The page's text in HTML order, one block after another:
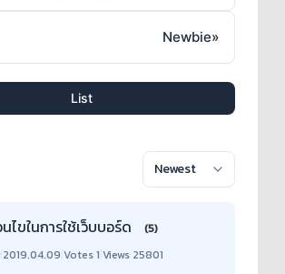
Newbie»
List
ไขในการใช้เว็บบอร์ด
(5)
2019.04.09 Votes 1 Views 25801